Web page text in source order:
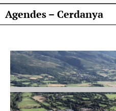
Agendes – Cerdanya